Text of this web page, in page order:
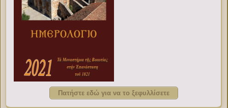
Πατήστε εδώ για να το ξεφυλλίσετε